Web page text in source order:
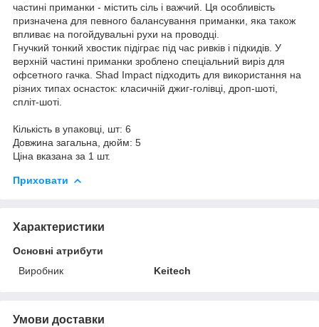
частині приманки - містить сіль і важчий. Ця особливість
призначена для певного балансування приманки, яка також
впливає на погойдувальні рухи на проводці.
Гнучкий тонкий хвостик підіграє під час ривків і підкидів. У
верхній частині приманки зроблено спеціальний виріз для
офсетного гачка. Shad Impact підходить для використання на
різних типах оснасток: класичній джиг-голівці, дроп-шоті,
спліт-шоті.
Кількість в упаковці, шт: 6
Довжина загальна, дюйм: 5
Ціна вказана за 1 шт.
Приховати
Характеристики
Основні атрибути
Виробник
Keitech
Умови доставки